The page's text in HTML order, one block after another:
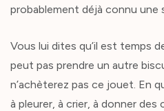
probablement déjà connu une
Vous lui dites qu’il est temps
peut pas prendre un autre
n’achèterez pas ce jouet. En
à pleurer, à crier, à donner des